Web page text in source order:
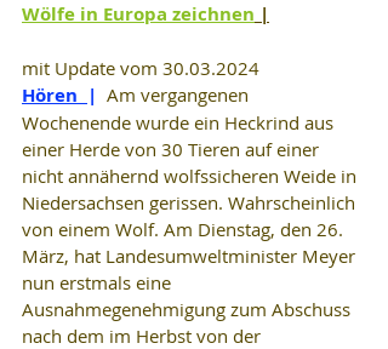
Wölfe in Europa zeichnen |
mit Update vom 30.03.2024
Hören | Am vergangenen
Wochenende wurde ein Heckrind aus
einer Herde von 30 Tieren auf einer
nicht annähernd wolfssicheren Weide in
Niedersachsen gerissen. Wahrscheinlich
von einem Wolf. Am Dienstag, den 26.
März, hat Landesumweltminister Meyer
nun erstmals eine
Ausnahmegenehmigung zum Abschuss
nach dem im Herbst von der